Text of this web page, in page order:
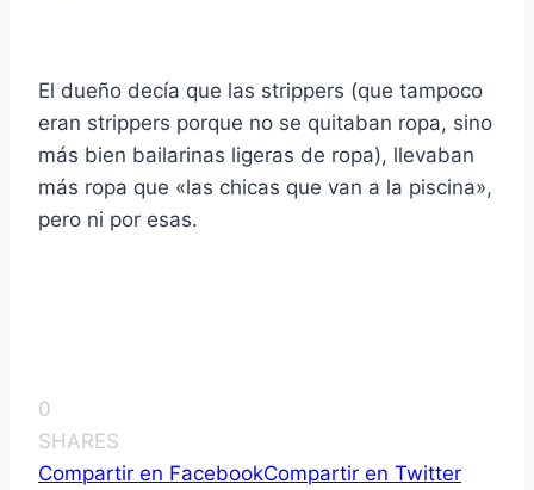
El dueño decí­a que las strippers (que tampoco
eran strippers porque no se quitaban ropa, sino
más bien bailarinas ligeras de ropa), llevaban
más ropa que «las chicas que van a la piscina»,
pero ni por esas.
0
SHARES
Compartir en FacebookCompartir en Twitter